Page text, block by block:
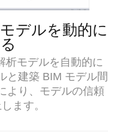
デルを動的に
析モデルを自動的に
と建築 BIM モデル間
より、モデルの信頼
ます。